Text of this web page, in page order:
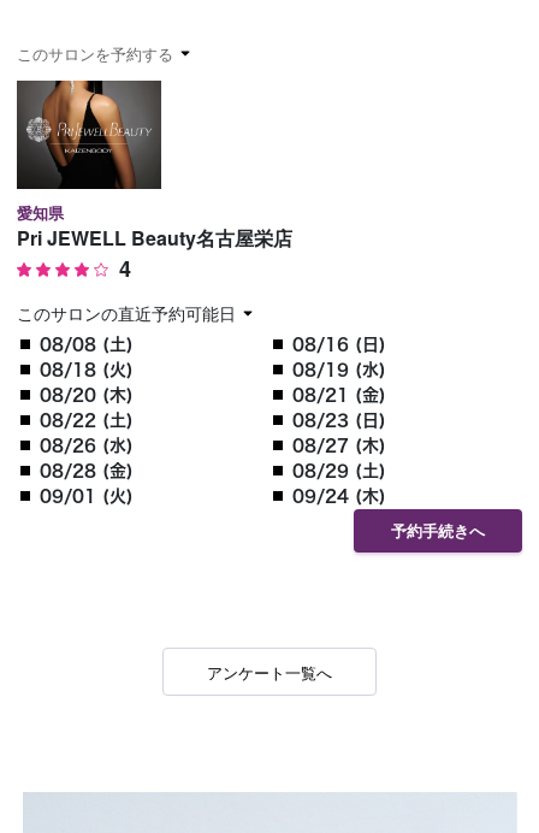
このサロンを予約する
愛知県
Pri JEWELL Beauty名古屋栄店
4
このサロンの直近予約可能日
08/08 (土)
08/16 (日)
08/18 (火)
08/19 (水)
08/20 (木)
08/21 (金)
08/22 (土)
08/23 (日)
08/26 (水)
08/27 (木)
08/28 (金)
08/29 (土)
09/01 (火)
09/24 (木)
予約手続きへ
アンケート一覧へ